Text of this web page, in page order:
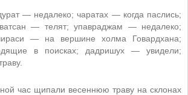
— недалеко; чаратах — когда паслись;
— телят; упавраджам — недалеко;
— на вершине холма Говардхана;
в поисках; дадришух — увидели;
час щипали весеннюю траву на склонах